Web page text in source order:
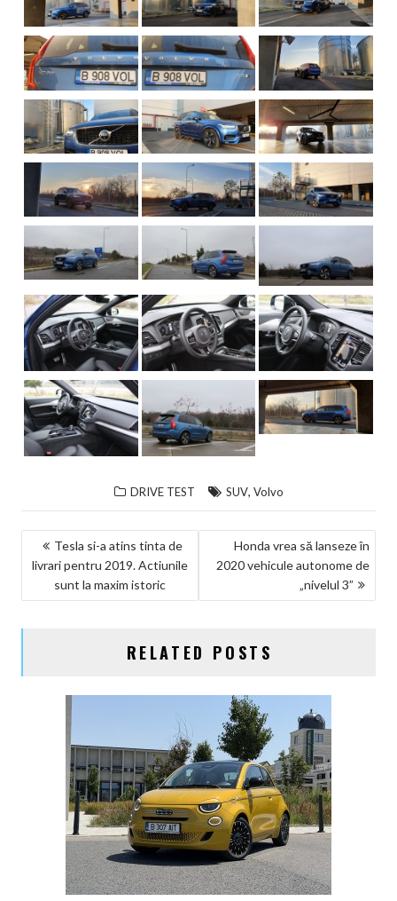
DRIVE TEST SUV, Volvo
NAVIGARE
ÎN
ARTICOLE
Tesla si-a atins tinta de
livrari pentru 2019. Actiunile
sunt la maxim istoric
Honda vrea să lanseze în
2020 vehicule autonome de
„nivelul 3”
RELATED POSTS